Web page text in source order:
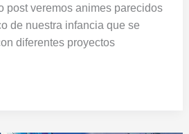
post veremos animes parecidos
de nuestra infancia que se
diferentes proyectos